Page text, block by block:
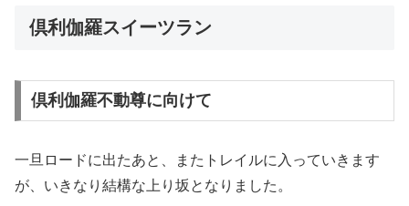
倶利伽羅スイーツラン
倶利伽羅不動尊に向けて
一旦ロードに出たあと、またトレイルに入っていきます
が、いきなり結構な上り坂となりました。